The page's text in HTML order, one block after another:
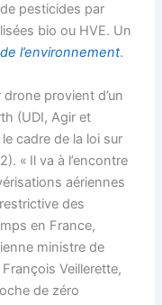
pesticides par
bio ou HVE. Un
l’environnement.
drone provient d’un
(UDI, Agir et
cadre de la loi sur
« Il va à l’encontre
aériennes
des
en France,
ministre de
Veillerette,
de zéro